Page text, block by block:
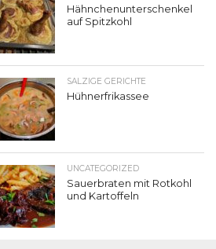
Hähnchenunterschenkel
auf Spitzkohl
SALZIGE GERICHTE
Hühnerfrikassee
UNCATEGORIZED
Sauerbraten mit Rotkohl
und Kartoffeln